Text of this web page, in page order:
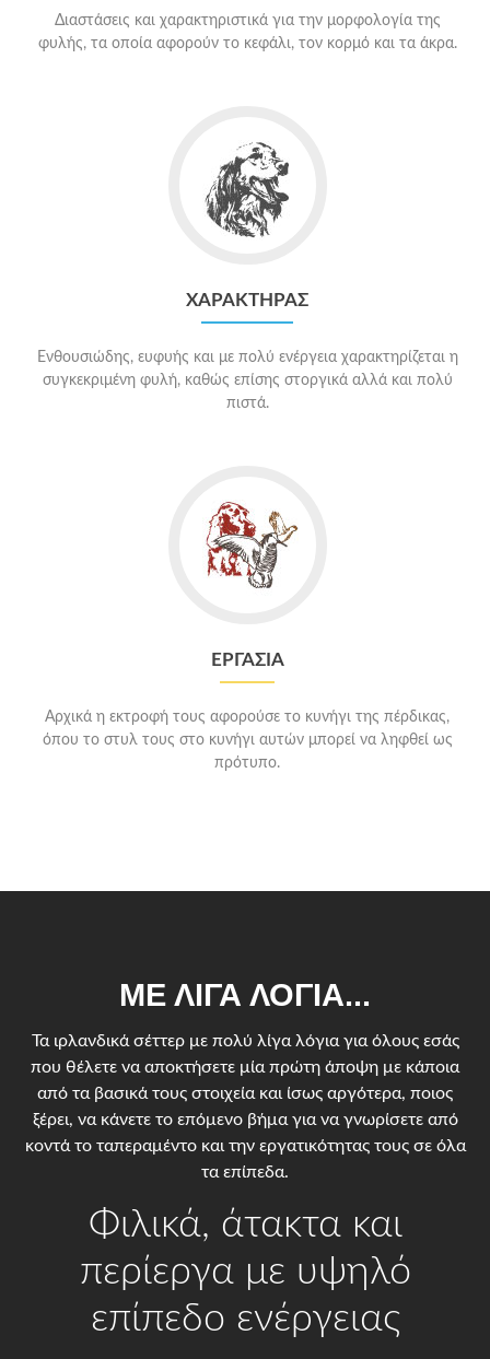
Διαστάσεις και χαρακτηριστικά για την μορφολογία της
φυλής, τα οποία αφορούν το κεφάλι, τον κορμό και τα άκρα.
ΧΑΡΑΚΤΗΡΑΣ
Ενθουσιώδης, ευφυής και με πολύ ενέργεια χαρακτηρίζεται η
συγκεκριμένη φυλή, καθώς επίσης στοργικά αλλά και πολύ
πιστά.
ΕΡΓΑΣΙΑ
Αρχικά η εκτροφή τους αφορούσε το κυνήγι της πέρδικας,
όπου το στυλ τους στο κυνήγι αυτών μπορεί να ληφθεί ως
πρότυπο.
ΜΕ ΛΊΓΑ ΛΌΓΙΑ...
Τα ιρλανδικά σέττερ με πολύ λίγα λόγια για όλους εσάς
που θέλετε να αποκτήσετε μία πρώτη άποψη με κάποια
από τα βασικά τους στοιχεία και ίσως αργότερα, ποιος
ξέρει, να κάνετε το επόμενο βήμα για να γνωρίσετε από
κοντά το ταπεραμέντο και την εργατικότητας τους σε όλα
τα επίπεδα.
Φιλικά, άτακτα και
περίεργα με υψηλό
επίπεδο ενέργειας